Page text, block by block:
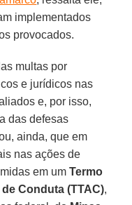
implementados
provocados.
multas por
e jurídicos nas
e, por isso,
das defesas
ainda, que em
nas ações de
em umTermo
Conduta (TTAC),